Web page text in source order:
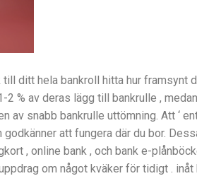
ditt hela bankroll hitta hur
% av deras lägg till bankrulle ,
av snabb bankrulle uttömning. Att
att fungera där du bor.
, online bank , och bank e-
om något kväker för tidigt .